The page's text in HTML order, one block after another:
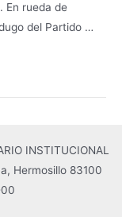
En rueda de
del Partido …
INSTITUCIONAL
Hermosillo 83100